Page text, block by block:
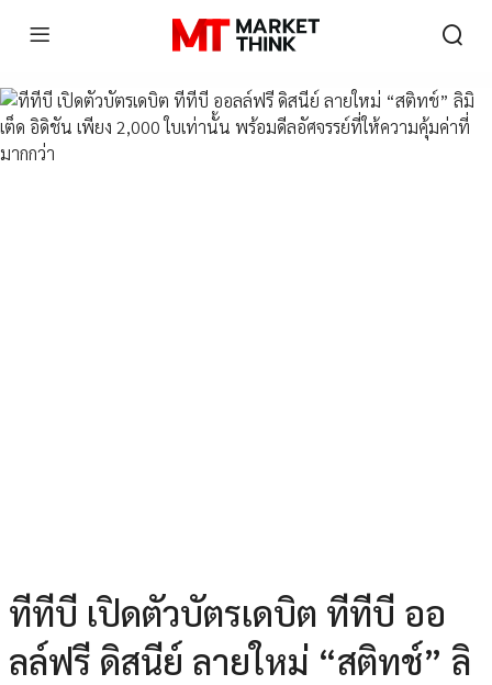
ทีทีบี เปิดตัวบัตรเดบิต ทีทีบี ออ
ลล์ฟรี ดิสนีย์ ลายใหม่ “สติทช์” ลิ